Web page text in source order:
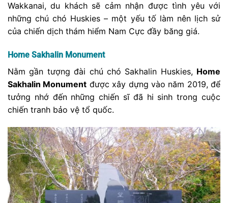
Wakkanai, du khách sẽ cảm nhận được tình yêu với
những chú chó Huskies – một yếu tố làm nên lịch sử
của chiến dịch thám hiểm Nam Cực đầy băng giá.
Home Sakhalin Monument
Nằm gần tượng đài chú chó Sakhalin Huskies, Home
Sakhalin Monument được xây dựng vào năm 2019, để
tưởng nhớ đến những chiến sĩ đã hi sinh trong cuộc
chiến tranh bảo vệ tổ quốc.